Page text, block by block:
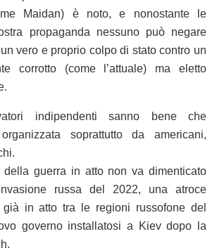
Maidan) è noto, e nonostante le
propaganda nessuno può negare
vero e proprio colpo di stato contro un
corrotto (come l’attuale) ma eletto
indipendenti sanno bene che
soprattutto da americani,
guerra in atto non va dimenticato
russa del 2022, una atroce
in atto tra le regioni russofone del
governo installatosi a Kiev dopo la